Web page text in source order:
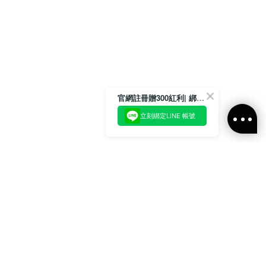
官網註冊贈300紅利| 綁定LINE再領取專屬優惠
立刻綁定LINE 帳號